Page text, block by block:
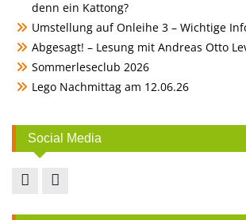
denn ein Kattong?
Umstellung auf Onleihe 3 – Wichtige
Abgesagt! – Lesung mit Andreas Otto
Sommerleseclub 2026
Lego Nachmittag am 12.06.26
Social Media